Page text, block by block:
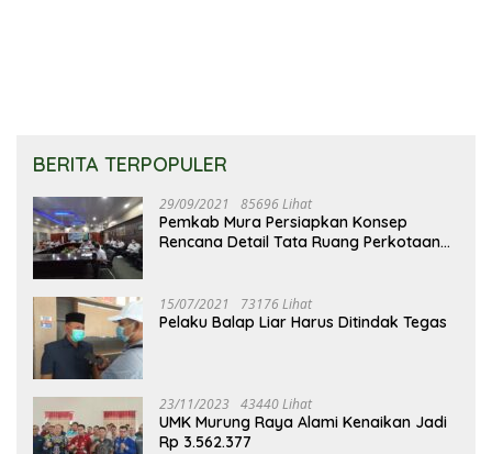
BERITA TERPOPULER
29/09/2021 85696 Lihat
Pemkab Mura Persiapkan Konsep
Rencana Detail Tata Ruang Perkotaan
15/07/2021 73176 Lihat
Pelaku Balap Liar Harus Ditindak Tegas
23/11/2023 43440 Lihat
UMK Murung Raya Alami Kenaikan Jadi
Rp 3.562.377